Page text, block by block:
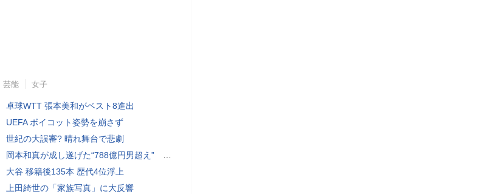
芸能 女子
卓球WTT 張本美和がベスト8進出
UEFA ボイコット姿勢を崩さず
世紀の大誤審? 晴れ舞台で悲劇
岡本和真が成し遂げた“788億円男超え” いつのまにか「3位」…見据える球団記録更新
大谷 移籍後135本 歴代4位浮上
上田綺世の「家族写真」に大反響